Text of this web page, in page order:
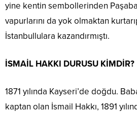
yine kentin sembollerinden
vapurlarını da yok olmaktan
İstanbullulara kazandırmıştı.
İSMAİL HAKKI DURUSU KİMDİR?
1871 yılında Kayseri’de doğdu.
kaptan olan İsmail Hakkı, 1891